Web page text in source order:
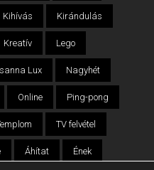
Kihívás Kirándulás
Kreatív Lego
Lux Nagyhét
Online Ping-pong
TV felvétel
Áhítat Ének